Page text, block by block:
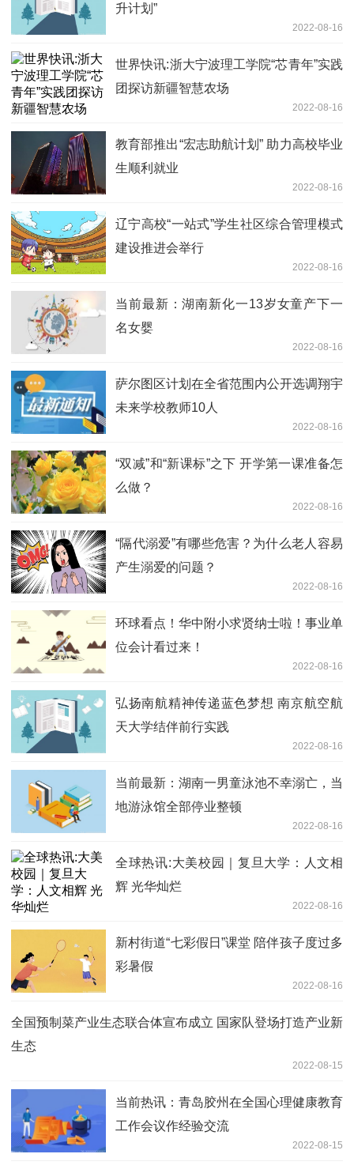
升计划”
2022-08-16
世界快讯:浙大宁波理工学院“芯青年”实践
团探访新疆智慧农场
2022-08-16
教育部推出“宏志助航计划” 助力高校毕业
生顺利就业
2022-08-16
辽宁高校“一站式”学生社区综合管理模式
建设推进会举行
2022-08-16
当前最新：湖南新化一13岁女童产下一
名女婴
2022-08-16
萨尔图区计划在全省范围内公开选调翔宇
未来学校教师10人
2022-08-16
“双减”和“新课标”之下 开学第一课准备怎
么做？
2022-08-16
“隔代溺爱”有哪些危害？为什么老人容易
产生溺爱的问题？
2022-08-16
环球看点！华中附小求贤纳士啦！事业单
位会计看过来！
2022-08-16
弘扬南航精神传递蓝色梦想 南京航空航
天大学结伴前行实践
2022-08-16
当前最新：湖南一男童泳池不幸溺亡，当
地游泳馆全部停业整顿
2022-08-16
全球热讯:大美校园｜复旦大学：人文相
辉 光华灿烂
2022-08-16
新村街道“七彩假日”课堂 陪伴孩子度过多
彩暑假
2022-08-16
全国预制菜产业生态联合体宣布成立 国家队登场打造产业新
生态
2022-08-15
当前热讯：青岛胶州在全国心理健康教育
工作会议作经验交流
2022-08-15